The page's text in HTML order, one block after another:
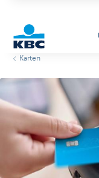
Unternehmer
Karten